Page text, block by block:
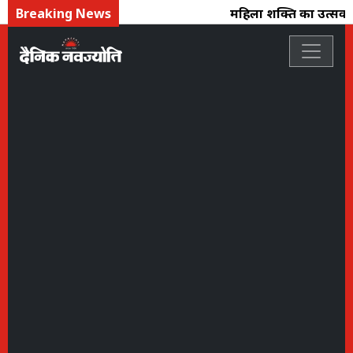
Breaking News महिला शक्ति का उत्सव